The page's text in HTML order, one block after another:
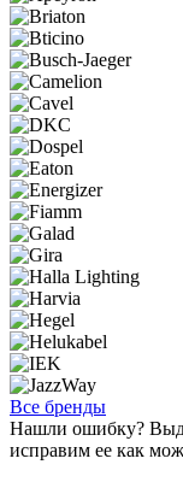
Все бренды
Нашли ошибку?
исправим ее как